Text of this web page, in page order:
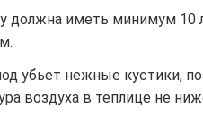
должна иметь минимум 10
убьет нежные кустики,
воздуха в теплице не